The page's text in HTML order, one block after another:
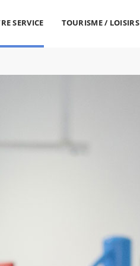
SERVICE TOURISME / LOISIRS